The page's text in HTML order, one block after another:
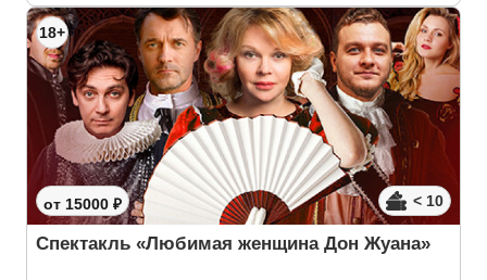
18+
от 15000 ₽ < 10
Спектакль «Любимая женщина Дон Жуана»